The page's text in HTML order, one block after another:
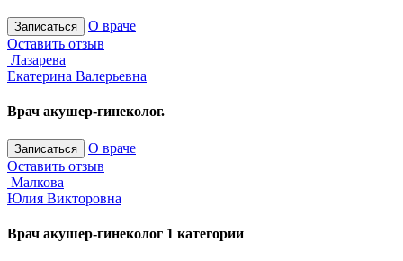
Записаться
О враче
Оставить отзыв
Лазарева
Екатерина Валерьевна
Врач акушер-гинеколог.
Записаться
О враче
Оставить отзыв
Малкова
Юлия Викторовна
Врач акушер-гинеколог 1 категории